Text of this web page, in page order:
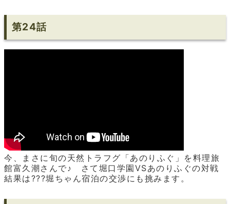
第24話
今、まさに旬の天然トラフグ「あのりふぐ」を料理旅
館富久潮さんで♪ さて堀口学園VSあのりふぐの対戦
結果は???堀ちゃん宿泊の交渉にも挑みます。